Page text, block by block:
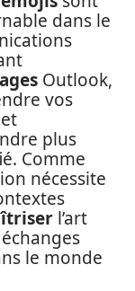
dans le
Outlook,
vos
plus
Comme
nécessite
l’art
le monde